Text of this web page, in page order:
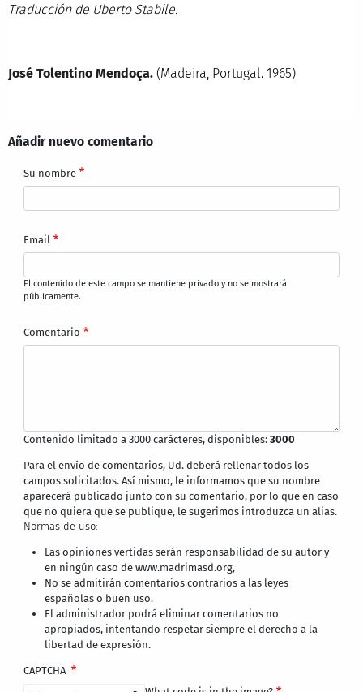
Traducción de Uberto Stabile.
José Tolentino Mendoça. (Madeira, Portugal. 1965)
Añadir nuevo comentario
Su nombre
Email
El contenido de este campo se mantiene privado y no se mostrará
públicamente.
Comentario
Contenido limitado a 3000 carácteres, disponibles:3000
Para el envío de comentarios, Ud. deberá rellenar todos los
campos solicitados. Así mismo, le informamos que su nombre
aparecerá publicado junto con su comentario, por lo que en caso
que no quiera que se publique, le sugerimos introduzca un alias.
Normas de uso:
Las opiniones vertidas serán responsabilidad de su autor y
en ningún caso de www.madrimasd.org,
No se admitirán comentarios contrarios a las leyes
españolas o buen uso.
El administrador podrá eliminar comentarios no
apropiados, intentando respetar siempre el derecho a la
libertad de expresión.
CAPTCHA